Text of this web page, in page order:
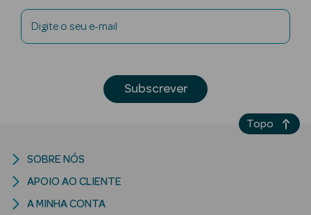
Rosto
Digite o seu e-mail
Subscrever
SOBRE NÓS
APOIO AO CLIENTE
A MINHA CONTA
Topo